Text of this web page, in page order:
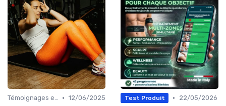
Témoignages et études de cas • 12/06/2025
Test Produit •
22/05/2026